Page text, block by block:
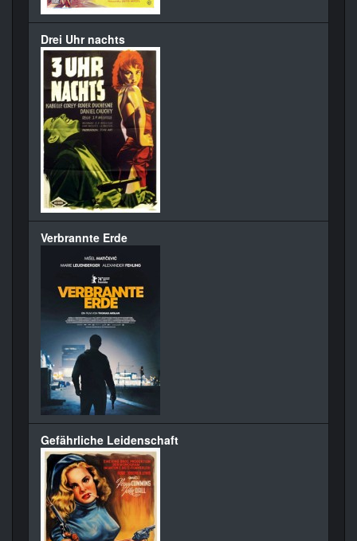
Drei Uhr nachts
Verbrannte Erde
Gefährliche Leidenschaft